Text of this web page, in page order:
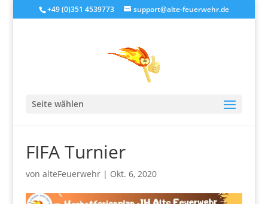
+49 (0)351 4539773 support@alte-feuerwehr.de
Seite wählen
FIFA Turnier
von alteFeuerwehr| Okt. 6, 2020